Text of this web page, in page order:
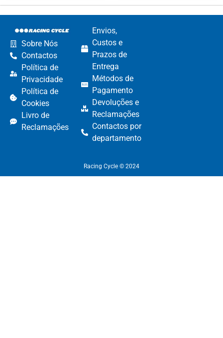
Sobre Nós
Contactos
Política de
Privacidade
Política de
Cookies
Livro de
Reclamações
Envios,
Custos e
Prazos de
Entrega
Métodos de
Pagamento​
Devoluções e
Reclamações​
Contactos por
departamento​
Racing Cycle © 2024